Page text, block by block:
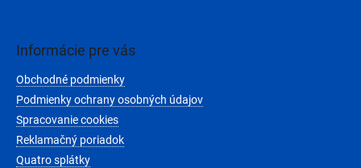
Informácie pre vás
Obchodné podmienky
Podmienky ochrany osobných údajov
Spracovanie cookies
Reklamačný poriadok
Quatro splátky